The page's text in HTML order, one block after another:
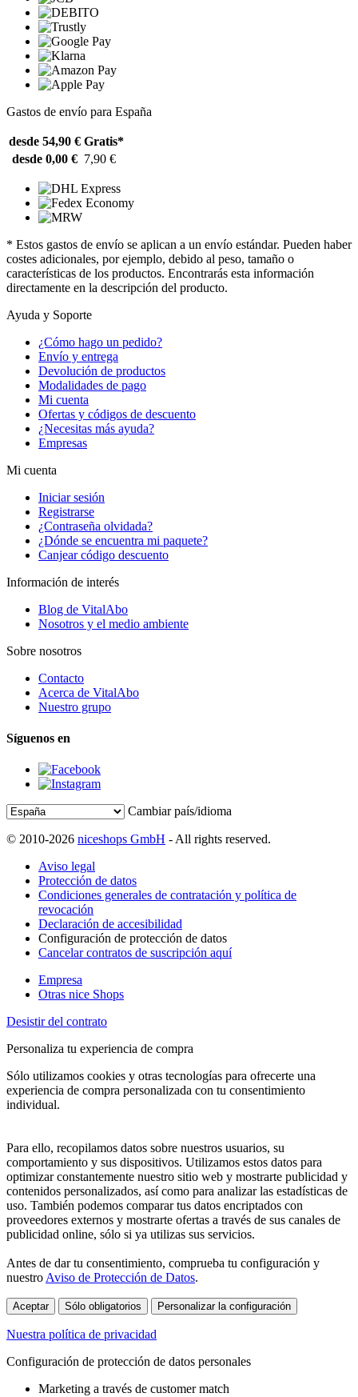
Gastos de envío para España
desde 54,90 € Gratis*
desde 0,00 € 7,90 €
* Estos gastos de envío se aplican a un envío estándar. Pueden haber
costes adicionales, por ejemplo, debido al peso, tamaño o
características de los productos. Encontrarás esta información
directamente en la descripción del producto.
Ayuda y Soporte
¿Cómo hago un pedido?
Envío y entrega
Devolución de productos
Modalidades de pago
Mi cuenta
Ofertas y códigos de descuento
¿Necesitas más ayuda?
Empresas
Mi cuenta
Iniciar sesión
Registrarse
¿Contraseña olvidada?
¿Dónde se encuentra mi paquete?
Canjear código descuento
Información de interés
Blog de VitalAbo
Nosotros y el medio ambiente
Sobre nosotros
Contacto
Acerca de VitalAbo
Nuestro grupo
Síguenos en
Cambiar país/idioma
© 2010-2026 niceshops GmbH - All rights reserved.
Aviso legal
Protección de datos
Condiciones generales de contratación y política de
revocación
Declaración de accesibilidad
Configuración de protección de datos
Cancelar contratos de suscripción aquí
Empresa
Otras nice Shops
Desistir del contrato
Personaliza tu experiencia de compra
Sólo utilizamos cookies y otras tecnologías para ofrecerte una
experiencia de compra personalizada con tu consentimiento
individual.
Para ello, recopilamos datos sobre nuestros usuarios, su
comportamiento y sus dispositivos. Utilizamos estos datos para
optimizar constantemente nuestro sitio web y mostrarte publicidad y
contenidos personalizados, así como para analizar las estadísticas de
uso. También podemos comparar tus datos encriptados con
proveedores externos y mostrarte ofertas a través de sus canales de
publicidad online, sólo si ya utilizas sus servicios.
Antes de dar tu consentimiento, comprueba tu configuración y
nuestro Aviso de Protección de Datos.
Aceptar Sólo obligatorios Personalizar la configuración
Nuestra política de privacidad
Configuración de protección de datos personales
Marketing a través de customer match